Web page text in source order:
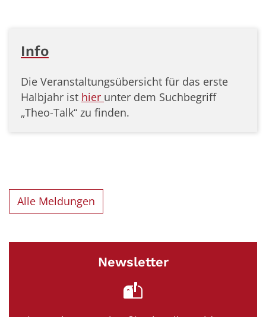
Info
Die Veranstaltungsübersicht für das erste
Halbjahr ist hier unter dem Suchbegriff
„Theo-Talk“ zu finden.
Alle Meldungen
Newsletter